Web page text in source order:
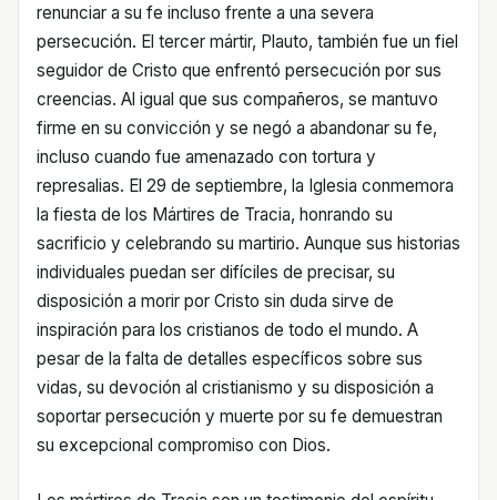
renunciar a su fe incluso frente a una severa
persecución. El tercer mártir, Plauto, también fue un fiel
seguidor de Cristo que enfrentó persecución por sus
creencias. Al igual que sus compañeros, se mantuvo
firme en su convicción y se negó a abandonar su fe,
incluso cuando fue amenazado con tortura y
represalias. El 29 de septiembre, la Iglesia conmemora
la fiesta de los Mártires de Tracia, honrando su
sacrificio y celebrando su martirio. Aunque sus historias
individuales puedan ser difíciles de precisar, su
disposición a morir por Cristo sin duda sirve de
inspiración para los cristianos de todo el mundo. A
pesar de la falta de detalles específicos sobre sus
vidas, su devoción al cristianismo y su disposición a
soportar persecución y muerte por su fe demuestran
su excepcional compromiso con Dios.